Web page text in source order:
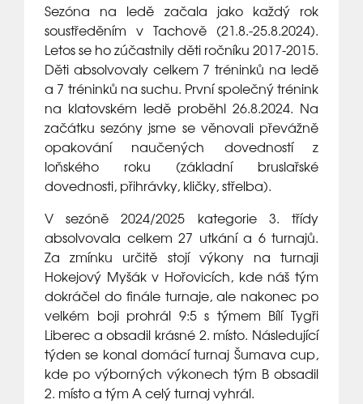
Sezóna na ledě začala jako každý rok
soustředěním v Tachově (21.8.-25.8.2024).
Letos se ho zúčastnily děti ročníku 2017-2015.
Děti absolvovaly celkem 7 tréninků na ledě
a 7 tréninků na suchu. První společný trénink
na klatovském ledě proběhl 26.8.2024. Na
začátku sezóny jsme se věnovali převážně
opakování naučených dovedností z
loňského roku (základní bruslařské
dovednosti, přihrávky, kličky, střelba).
V sezóně 2024/2025 kategorie 3. třídy
absolvovala celkem 27 utkání a 6 turnajů.
Za zmínku určitě stojí výkony na turnaji
Hokejový Myšák v Hořovicích, kde náš tým
dokráčel do finále turnaje, ale nakonec po
velkém boji prohrál 9:5 s týmem Bílí Tygři
Liberec a obsadil krásné 2. místo. Následující
týden se konal domácí turnaj Šumava cup,
kde po výborných výkonech tým B obsadil
2. místo a tým A celý turnaj vyhrál.